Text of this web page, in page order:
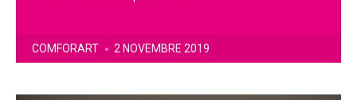
POSTED
BY
COMFORART 2 NOVEMBRE 2019